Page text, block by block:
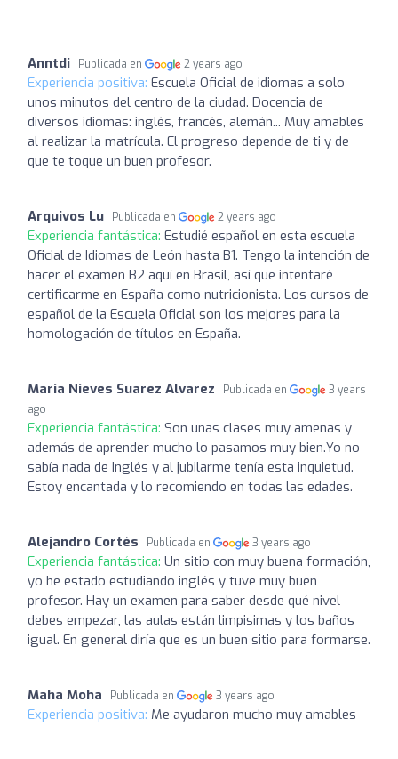
Anntdi Publicada en 2 years ago
Experiencia positiva: Escuela Oficial de idiomas a solo
unos minutos del centro de la ciudad. Docencia de
diversos idiomas: inglés, francés, alemán... Muy amables
al realizar la matrícula. El progreso depende de ti y de
que te toque un buen profesor.
Arquivos Lu Publicada en 2 years ago
Experiencia fantástica: Estudié español en esta escuela
Oficial de Idiomas de León hasta B1. Tengo la intención de
hacer el examen B2 aquí en Brasil, así que intentaré
certificarme en España como nutricionista. Los cursos de
español de la Escuela Oficial son los mejores para la
homologación de títulos en España.
Maria Nieves Suarez Alvarez Publicada en
3 years
ago
Experiencia fantástica: Son unas clases muy amenas y
además de aprender mucho lo pasamos muy bien.Yo no
sabía nada de Inglés y al jubilarme tenía esta inquietud.
Estoy encantada y lo recomiendo en todas las edades.
Alejandro Cortés Publicada en 3 years ago
Experiencia fantástica: Un sitio con muy buena formación,
yo he estado estudiando inglés y tuve muy buen
profesor. Hay un examen para saber desde qué nivel
debes empezar, las aulas están limpisimas y los baños
igual. En general diría que es un buen sitio para formarse.
Maha Moha Publicada en 3 years ago
Experiencia positiva: Me ayudaron mucho muy amables